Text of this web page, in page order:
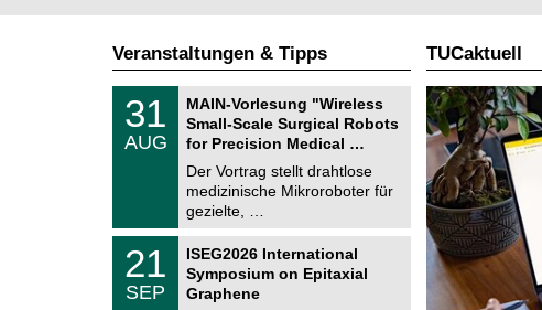
TUCaktuell
Veranstaltungen & Tipps
t
z
3
1
0
2
6
31
AUG
MAIN-Vorlesung "Wireless
Small-Scale Surgical Robots
for Precision Medical …
Der Vortrag stellt drahtlose
medizinische Mikroroboter für
gezielte, …
2
1
.
0
21
SEP
ISEG2026 International
Symposium on Epitaxial
Graphene